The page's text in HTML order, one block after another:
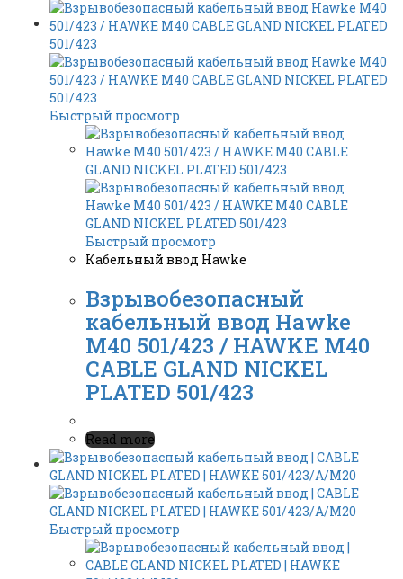
Быстрый просмотр
Быстрый просмотр
Кабельный ввод Hawke
Взрывобезопасный
кабельный ввод Hawke
M40 501/423 / HAWKE M40
CABLE GLAND NICKEL
PLATED 501/423
Read more
Быстрый просмотр